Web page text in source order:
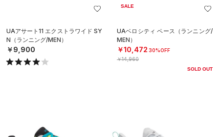
UAアサート11 エクストラワイド SY
N（ランニング/MEN）
￥9,900
SALE
UAベロシティ ペース（ランニング/
MEN）
￥10,472 30%OFF
￥14,960
SOLD OUT